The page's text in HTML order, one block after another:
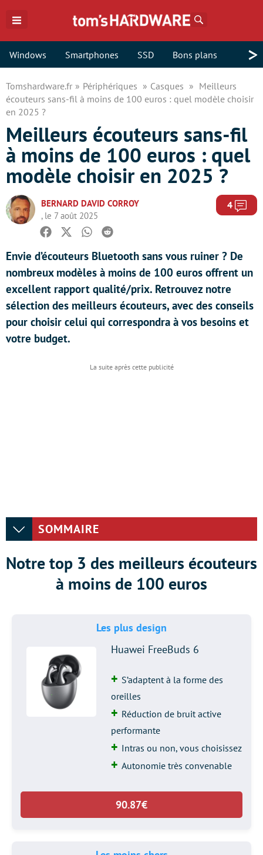
Windows Smartphones SSD Bons plans >
Tomshardware.fr Périphériques Casques
Meilleurs
écouteurs sans-fil à moins de 100 euros : quel modèle choisir
en 2025 ?
Meilleurs écouteurs sans-fil
à moins de 100 euros : quel
modèle choisir en 2025 ?
BERNARD DAVID CORROY
, le 7 août 2025
4
Facebook
TwitterWhatsapp
Reddit
Envie d’écouteurs Bluetooth sans vous ruiner ? De
nombreux modèles à moins de 100 euros offrent un
excellent rapport qualité/prix. Retrouvez notre
sélection des meilleurs écouteurs, avec des conseils
pour choisir celui qui correspondra à vos besoins et
votre budget.
SOMMAIRE
Notre top 3 des meilleurs écouteurs
à moins de 100 euros
Les plus design
Huawei FreeBuds 6
S’adaptent à la forme des
oreilles
Réduction de bruit active
performante
Intras ou non, vous choisissez
Autonomie très convenable
90.87€